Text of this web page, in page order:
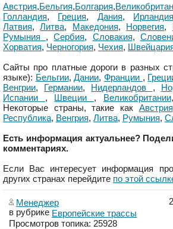
Австрия,Бельгия,Болгария,
Голландия, Греция, Дания, Ирландия
Латвия,Литва, Македония, Норвегия,
Румыния ,Сербия, Словакия,
Хорватия, Черногория, Чехия,
Сайты про платные дороги в разных
языке): Бельгии,Дании,Франции ,
Венгрии, Германии, Нидерландов ,
Испании , Швеции , Великобритании
Некоторые страны, такие как Австрия
Республика, Венгрия, Литва, Румыния,
Есть информация актуальнее?
комментариях.
Если Вас интересует информация
других странах перейдите по этой
Менеджер
в рубрике Европейские трассы
Просмотров топика: 25928